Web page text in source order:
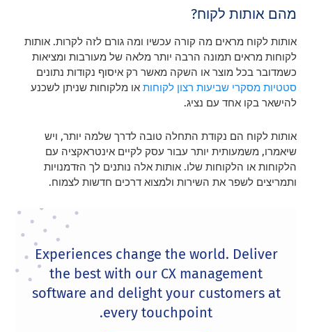
מהם אותות לקוח?
אותות לקוח מראים מה קורה עכשיו ומה גורם לזה לקרות. אותות
לקוחות מראים תמונה הרבה יותר מלאה של מעורבות ומציאות
כשמדובר בכל מוצר או השקה מאשר רק איסוף נקודות נתונים
סטטיות מסקרי שביעות רצון לקוחות או מלקוחות שניתן לשכנע
להישאר בקו אחד עם נציג.
אותות לקוח הם נקודת התחלה טובה לדרך שלמה יותר, ויש
שיאמרו, משמעותית יותר עבור עסק לקיים אינטראקציה עם
הלקוחות או הלקוחות שלו. אותות אלה נותנים לך הזדמנויות
ותמריצים לשפר את השירות ולמצוא דרכים חדשות לצמוח.
Experiences change the world. Deliver
the best with our CX management
software and delight your customers at
every touchpoint.